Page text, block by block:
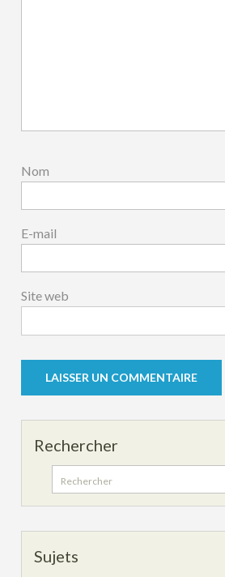
Nom
E-mail
Site web
Rechercher
Search
for:
Sujets